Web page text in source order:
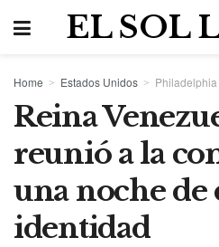
EL SOL
Home Estados Unidos Philadelphia
Reina
reunió a la
una noche de
identidad